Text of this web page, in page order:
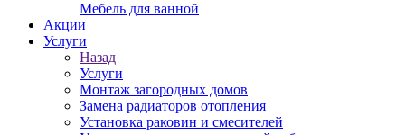
Мебель для ванной
Акции
Услуги
Назад
Услуги
Монтаж загородных домов
Замена радиаторов отопления
Установка раковин и смесителей